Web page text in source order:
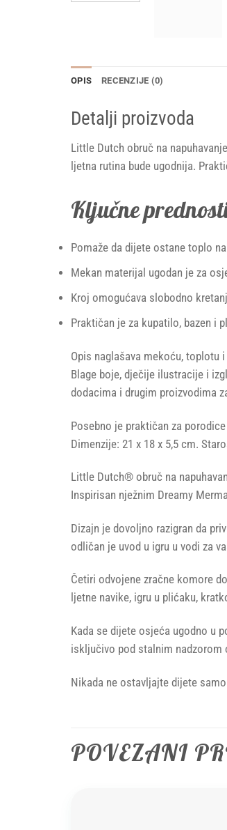
OPIS RECENZIJE (0)
Detalji proizvoda
Little Dutch obruč na
ljetna rutina bude ugodnija.
Ključne
Pomaže da dijete ostane toplo
Mekan materijal ugodan je za
Kroj omogućava slobodno
Praktičan je za kupatilo, bazen i
Opis naglašava mekoću, toplotu
Blage boje, dječije ilustracije i
dodacima i drugim proizvodima
Posebno je praktičan za
Dimenzije: 21 x 18 x 5,5 cm.
Little Dutch® obruč na
Inspirisan nježnim Dreamy
Dizajn je dovoljno razigran da
odličan je uvod u igru u vodi za
Četiri odvojene zračne komore
ljetne navike, igru u plićaku,
Kada se dijete osjeća ugodno u
isključivo pod stalnim
Nikada ne ostavljajte dijete
POVEZANI